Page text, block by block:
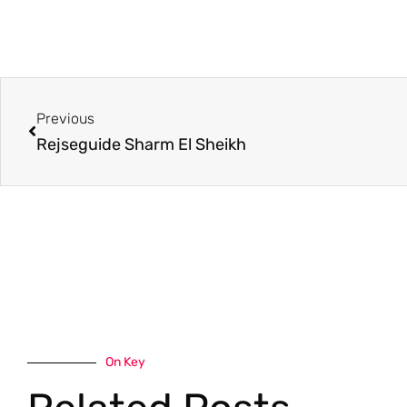
Previous
Rejseguide Sharm El Sheikh
On Key